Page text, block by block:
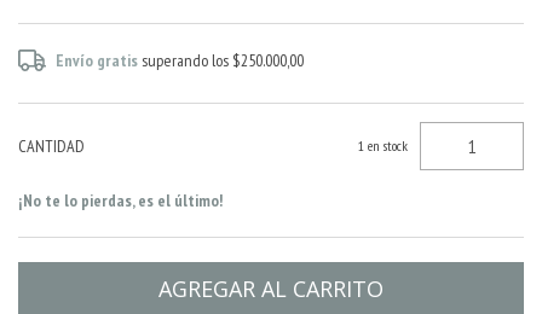
Envío gratis superando los $250.000,00
CANTIDAD 1 en stock
¡No te lo pierdas, es el último!